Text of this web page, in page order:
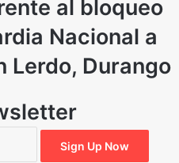
al bloqueo
Nacional a
Lerdo, Durango